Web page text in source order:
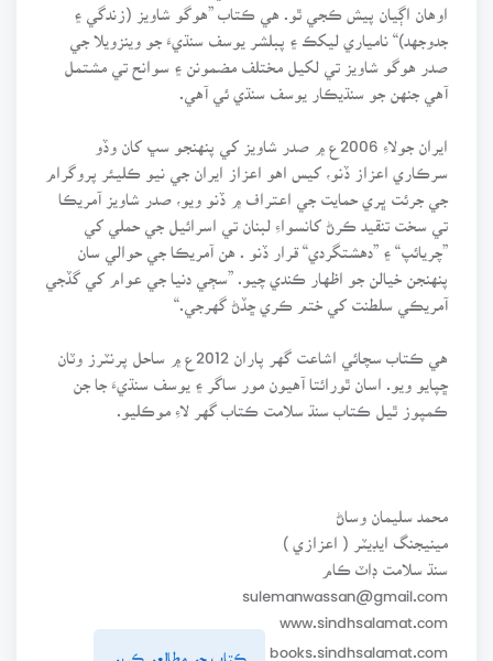
اوهان اڳيان پيش ڪجي ٿو. هي ڪتاب ”هوگو شاويز (زندگي ۽
جدوجهد)“ نامياري ليکڪ ۽ پبلشر يوسف سنڌيءَ جو وينزويلا جي
صدر هوگو شاويز تي لکيل مختلف مضمونن ۽ سوانح تي مشتمل
آهي جنهن جو سنڌيڪار يوسف سنڌي ئي آهي.
ايران جولاءِ 2006ع ۾ صدر شاويز کي پنهنجو سڀ کان وڏو
سرڪاري اعزاز ڏنو، کيس اهو اعزاز ايران جي نيو ڪليئر پروگرام
جي جرئت ڀري حمايت جي اعتراف ۾ ڏنو ويو، صدر شاويز آمريڪا
تي سخت تنقيد ڪرڻ کانسواءِ لبنان تي اسرائيل جي حملي کي
”چريائپ“ ۽ ”دهشتگردي“ قرار ڏنو . هن آمريڪا جي حوالي سان
پنهنجن خيالن جو اظهار ڪندي چيو. ”سڄي دنيا جي عوام کي گڏجي
آمريڪي سلطنت کي ختم ڪري ڇڏڻ گهرجي.“
هي ڪتاب سچائي اشاعت گهر پاران 2012ع ۾ ساحل پرنٽرز وٽان
ڇپايو ويو. اسان ٿورائتا آهيون مور ساگر ۽ يوسف سنڌيءَ جا جن
ڪمپوز ٿيل ڪتاب سنڌ سلامت ڪتاب گهر لاءِ موڪليو.
محمد سليمان وساڻ
مينيجنگ ايڊيٽر ( اعزازي )
سنڌ سلامت ڊاٽ ڪام
sulemanwassan@gmail.com
books.sindhsalamat.com
ڪتاب جو مطالعو ڪريو